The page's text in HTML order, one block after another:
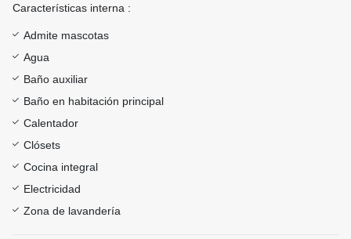
Características interna :
Admite mascotas
Agua
Baño auxiliar
Baño en habitación principal
Calentador
Clósets
Cocina integral
Electricidad
Zona de lavandería